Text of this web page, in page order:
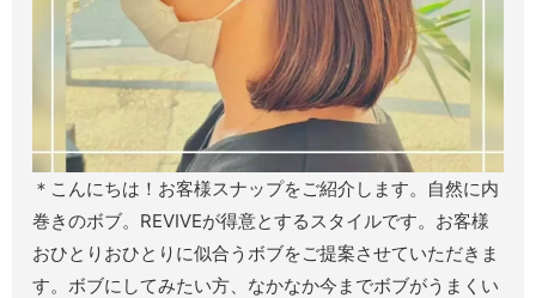
＊こんにちは！お客様スナップをご紹介します。自然に内
巻きのボブ。REVIVEが得意とするスタイルです。お客様
おひとりおひとりに似合うボブをご提案させていただきま
す。ボブにしてみたい方、なかなか今までボブがうまくい